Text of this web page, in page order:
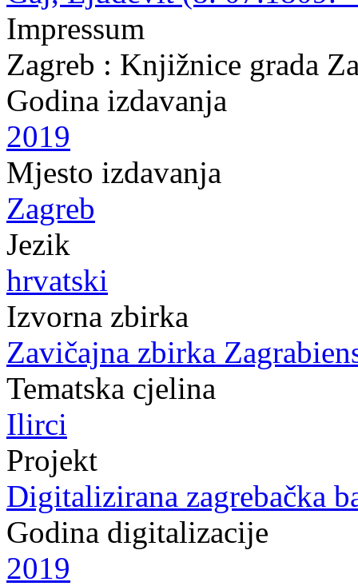
Impressum
Zagreb : Knjižnice grada
Godina izdavanja
2019
Mjesto izdavanja
Zagreb
Jezik
hrvatski
Izvorna zbirka
Zavičajna zbirka
Tematska cjelina
Ilirci
Projekt
Digitalizirana zagrebačka
Godina digitalizacije
2019